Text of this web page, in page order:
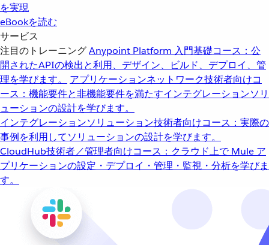
を実現
eBookを読む
サービス
注目のトレーニングAnypoint Platform 入門基礎コース：公
開されたAPIの検出と利用、デザイン、ビルド、デプロイ、管
理を学びます。
アプリケーションネットワーク技術者向けコ
ース：機能要件と非機能要件を満たすインテグレーションソリ
ューションの設計を学びます。
インテグレーションソリューション技術者向けコース：実際の
事例を利用してソリューションの設計を学びます。
CloudHub技術者／管理者向けコース：クラウド上で Mule ア
プリケーションの設定・デプロイ・管理・監視・分析を学びま
す。